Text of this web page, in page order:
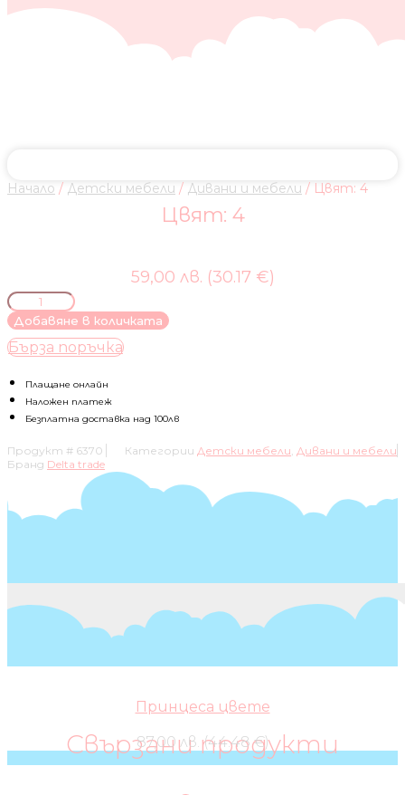
Начало / Детски мебели / Дивани и мебели / Цвят: 4
Цвят: 4
59,00 лв. (30.17 €)
количество
за
Цвят:
4
Добавяне в количката
Бърза поръчка
Плащане онлайн
Наложен платеж
Безплатна доставка над 100лв
Продукт # 6370 Категории Детски мебели, Дивани и мебели
Бранд Delta trade
Свързани продукти
Принцеса цвете
87,00 лв. (44.48 €)